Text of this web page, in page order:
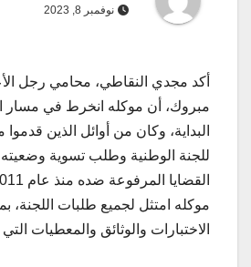
نوفمبر 8, 2023
أكد مجدي النقاطي، محامي رجل
مبروك، أن موكله انخرط في مسار
البداية، وكان من أوائل الذين
للجنة الوطنية وطلب تسوية وضعيته
موكله امتثل لجميع طلبات اللجنة،
الاختبارات والوثائق والمعطيات